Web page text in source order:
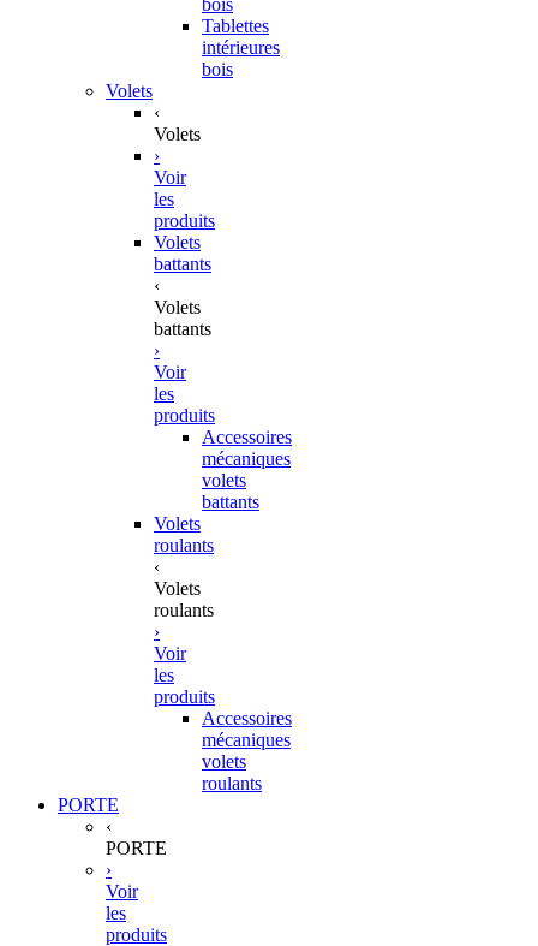
Tablettes
intérieures
bois
Volets
‹
Volets
›
Voir
les
produits
Volets
battants
‹
Volets
battants
›
Voir
les
produits
Accessoires
mécaniques
volets
battants
Volets
roulants
‹
Volets
roulants
›
Voir
les
produits
Accessoires
mécaniques
volets
roulants
PORTE
‹
PORTE
›
Voir
les
produits